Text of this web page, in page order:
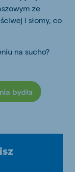
ze
i słomy, co
na sucho?
bydła